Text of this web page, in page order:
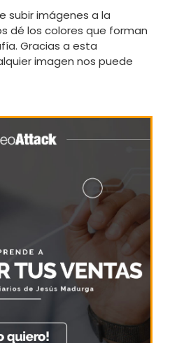
subir imágenes a la
dé los colores que forman
Gracias a esta
imagen nos puede